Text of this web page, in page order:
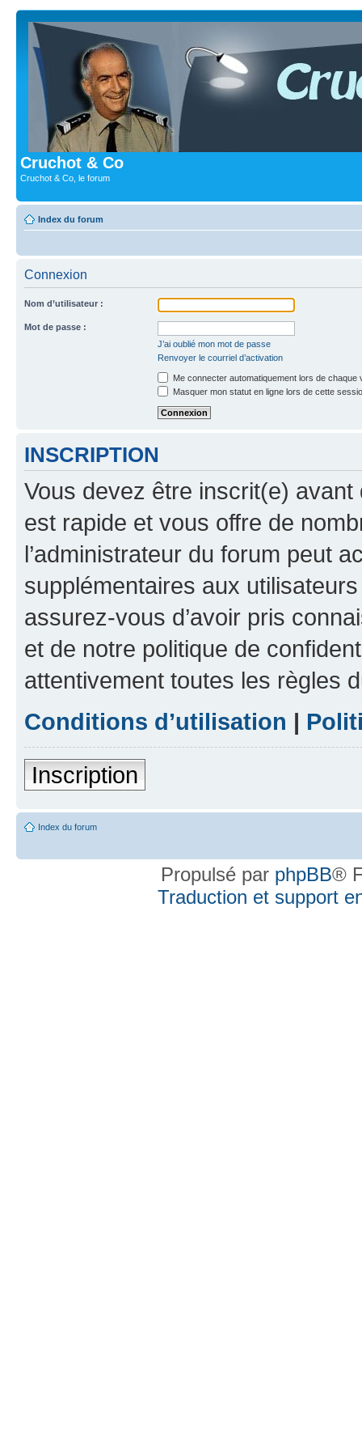
Cruchot & Co
Cruchot & Co, le forum
Index du forum
Connexion
Nom d’utilisateur :
Mot de passe :
J’ai oublié mon mot de passe
Renvoyer le courriel d’activation
Me connecter automatiquement lors de chaque
Masquer mon statut en ligne lors de cette
INSCRIPTION
Vous devez être inscrit(e) avant
est rapide et vous offre de
l’administrateur du forum peut
supplémentaires aux
assurez-vous d’avoir pris
et de notre politique de
attentivement toutes les règles
Conditions d’utilisation |
Inscription
Index du forum
Propulsé par phpBB®
Traduction et support